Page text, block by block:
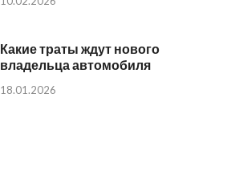
Какие траты ждут нового
владельца автомобиля
18.01.2026